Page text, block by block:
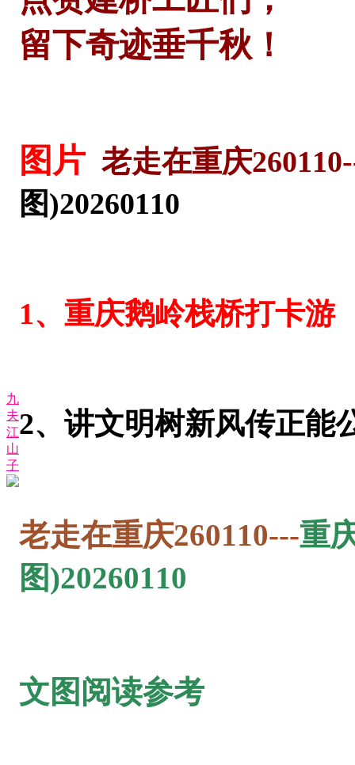
九
夫
江
山
子
留下奇迹垂千秋！
图片 老走在重庆
图)20260110
1、重庆鹅岭栈桥打卡游
2、讲文明树新风传正能
老走在重庆260110---重
图)20260110
文图阅读参考